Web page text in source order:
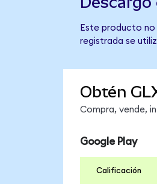
Este producto
registrada se
Obtén
Compra, vende,
Google Play
Calificación